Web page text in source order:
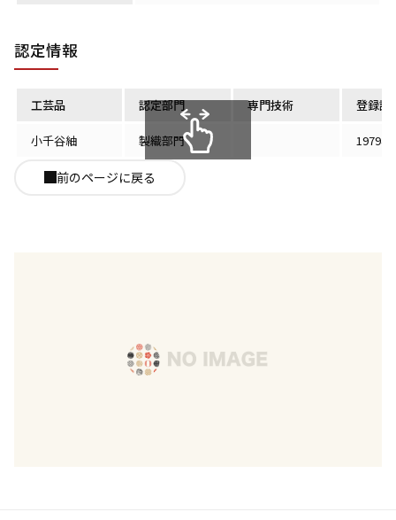
認定情報
工芸品 認定部門 専門技術 登録認
小千谷紬 製織部門 1979
前のページに戻る